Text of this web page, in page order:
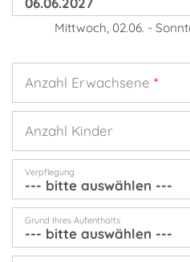
Mittwoch, 02.06. -
Anzahl Erwachsene *
Anzahl Kinder
Verpflegung
Grund Ihres Aufenthalts